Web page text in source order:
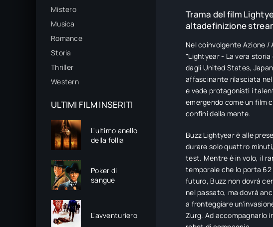
Mistero
Musica
Romance
Storia
Thriller
Western
ULTIMI FILM INSERITI
L'ultimo anello
della follia
Poker di
sangue
L'avventuriero
Trama del film
altadefinizione
Nel coinvolgente Azione /
"Lightyear - La vera
dagli United States,
affascinante rilasciata nel
e vede protagonisti i
emergendo come un film
confini della mente.
Buzz Lightyear è alle
durare solo quattro
test. Mentre è in volo, il
temporale che lo porta
futuro, Buzz non dovrà
nel passato, ma dovrà
a fronteggiare
Zurg. Ad accompagnarlo